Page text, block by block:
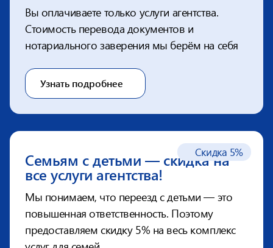
Вы оплачиваете только услуги агентства.
Стоимость перевода документов и
нотариального заверения мы берём на себя
Узнать подробнее
Скидка 5%
Семьям с детьми — скидкана
все услуги агентства!
Мы понимаем, что переезд с детьми — это
повышенная ответственность. Поэтому
предоставляем скидку 5% на веськомплекс